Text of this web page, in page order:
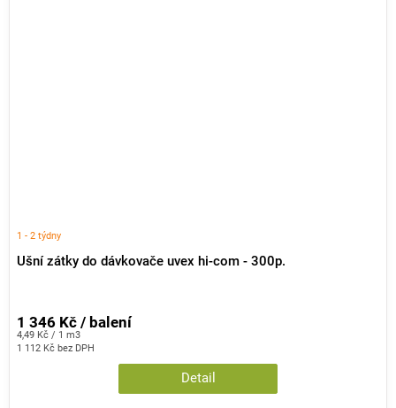
Ušní zátky do dávkovače uvex hi-com - 300p.
1 - 2 týdny
1 112 Kč bez DPH
1 346 Kč / balení
Měrná
cena:
4,49 Kč / 1 m3
Detail